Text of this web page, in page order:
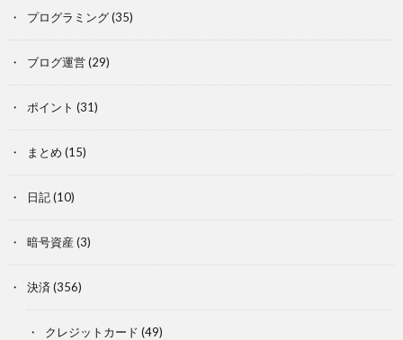
プログラミング(35)
ブログ運営(29)
ポイント (31)
まとめ (15)
日記(10)
暗号資産 (3)
決済 (356)
クレジットカード (49)